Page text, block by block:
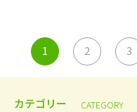
1 2 3
カテゴリー CATEGORY